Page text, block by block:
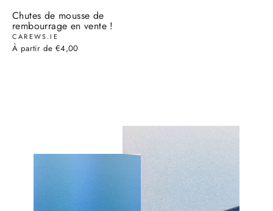
Chutes de mousse de
rembourrage en vente !
CAREWS.IE
À partir de €4,00